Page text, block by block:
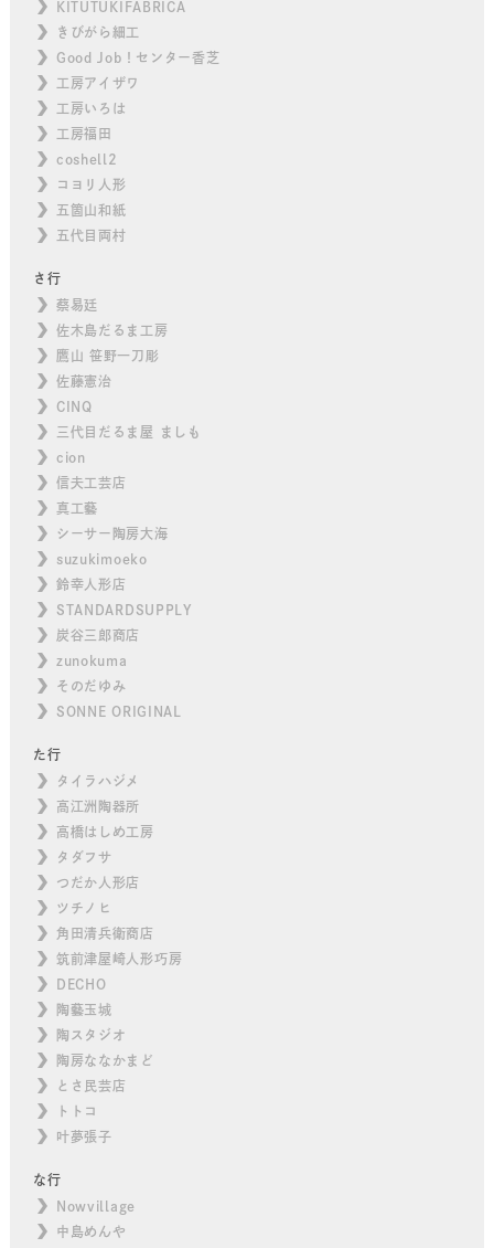
KITUTUKIFABRICA
きびがら細工
Good Job！センター香芝
工房アイザワ
工房いろは
工房福田
coshell2
コヨリ人形
五箇山和紙
五代目両村
さ行
蔡易廷
佐木島だるま工房
鷹山 笹野一刀彫
佐藤憲治
CINQ
三代目だるま屋 ましも
cion
信夫工芸店
真工藝
シーサー陶房大海
suzukimoeko
鈴幸人形店
STANDARDSUPPLY
炭谷三郎商店
zunokuma
そのだゆみ
SONNE ORIGINAL
た行
タイラハジメ
高江洲陶器所
高橋はしめ工房
タダフサ
つだか人形店
ツチノヒ
角田清兵衛商店
筑前津屋崎人形巧房
DECHO
陶藝玉城
陶スタジオ
陶房ななかまど
とさ民芸店
トトコ
叶夢張子
な行
Nowvillage
中島めんや